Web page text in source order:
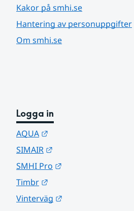
Kakor på smhi.se
Hantering av personuppgifter
Om smhi.se
Logga in
AQUA
SIMAIR
SMHI Pro
Timbr
Vinterväg